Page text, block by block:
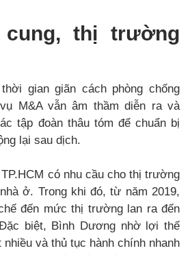
thị trường
gian giãn cách phòng chống
M&A vẫn âm thầm diễn ra và
tập đoàn thâu tóm để chuẩn bị
lại sau dịch.
có nhu cầu cho thị trường
ở. Trong khi đó, từ năm 2019,
đến mức thị trường lan ra đến
biệt, Bình Dương nhờ lợi thế
và thủ tục hành chính nhanh